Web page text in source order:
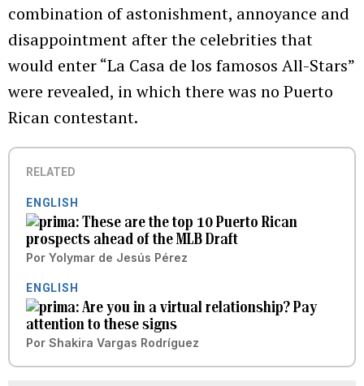
combination of astonishment, annoyance and
disappointment after the celebrities that
would enter “La Casa de los famosos All-Stars”
were revealed, in which there was no Puerto
Rican contestant.
RELATED
ENGLISH
These are the top 10 Puerto Rican
prospects ahead of the MLB Draft
Por Yolymar de Jesús Pérez
ENGLISH
Are you in a virtual relationship? Pay
attention to these signs
Por Shakira Vargas Rodríguez